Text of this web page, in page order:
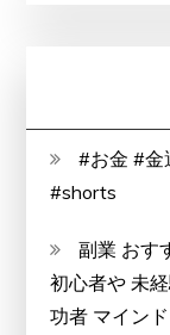
#お金 #金
#shorts
副業 おす
初心者や 未
功者 マイン